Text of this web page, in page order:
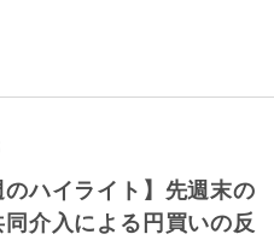
のハイライト】先週末の
同介入による円買いの反